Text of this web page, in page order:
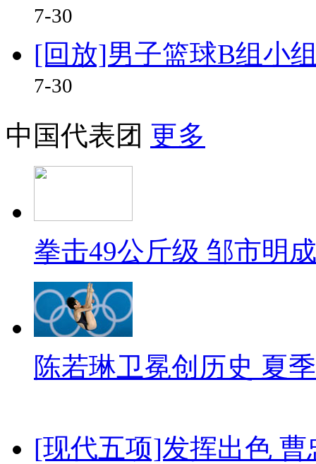
7-30
[回放]男子篮球B组小
7-30
中国代表团 更多
拳击49公斤级 邹市明
陈若琳卫冕创历史 夏
[现代五项]发挥出色